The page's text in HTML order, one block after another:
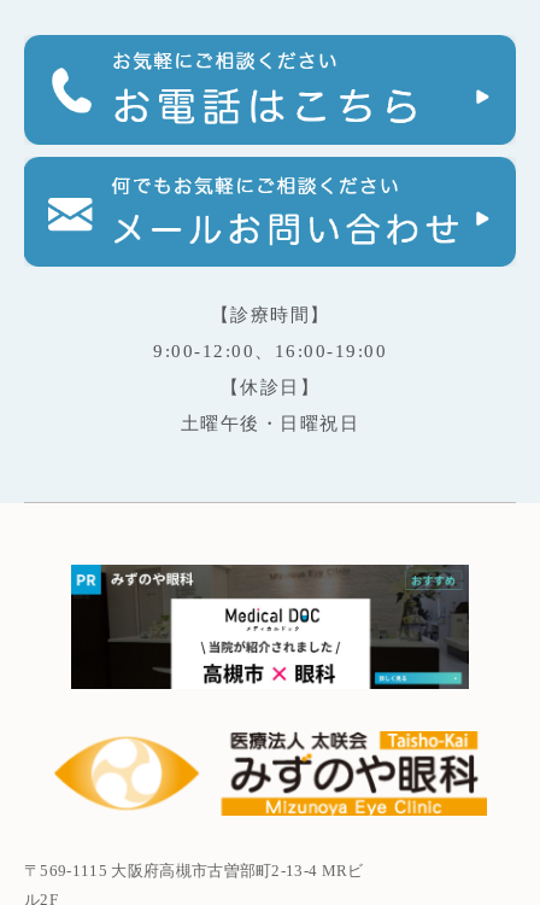
【診療時間】
9:00-12:00、16:00-19:00
【休診日】
土曜午後・日曜祝日
〒569-1115 大阪府高槻市古曽部町2-13-4 MRビ
ル2F